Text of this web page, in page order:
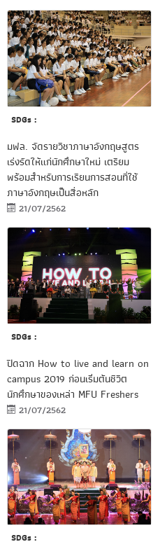
SDGs :
มฟล. จัดรายวิชาภาษาอังกฤษสูตร
เร่งรัดให้แก่นักศึกษาใหม่ เตรียม
พร้อมสำหรับการเรียนการสอนที่ใช้
ภาษาอังกฤษเป็นสื่อหลัก
21/07/2562
SDGs :
ปิดฉาก How to live and learn on
campus 2019 ก่อนเริ่มต้นชีวิต
นักศึกษาของเหล่า MFU Freshers
21/07/2562
SDGs :